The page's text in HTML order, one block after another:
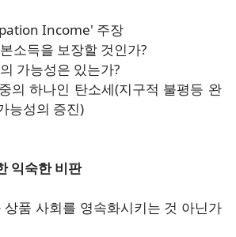
Income' 주장
소득을 보장할 것인가?
가능성은 있는가?
의 하나인 탄소세(지구적 불평등 완
능성의 증진)
익숙한 비판
품 사회를 영속화시키는 것 아닌가